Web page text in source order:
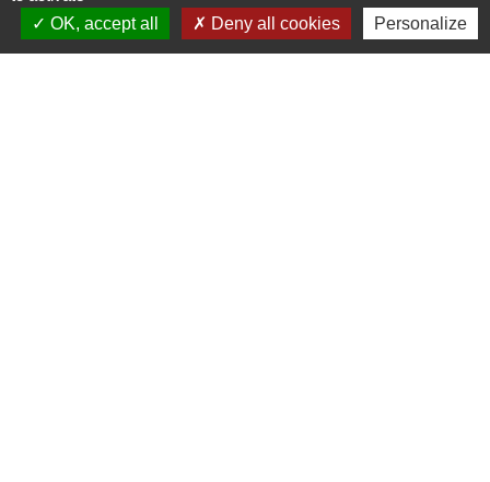
Signaler une erreur sur cette page
OK, accept all
Deny all cookies Personalize